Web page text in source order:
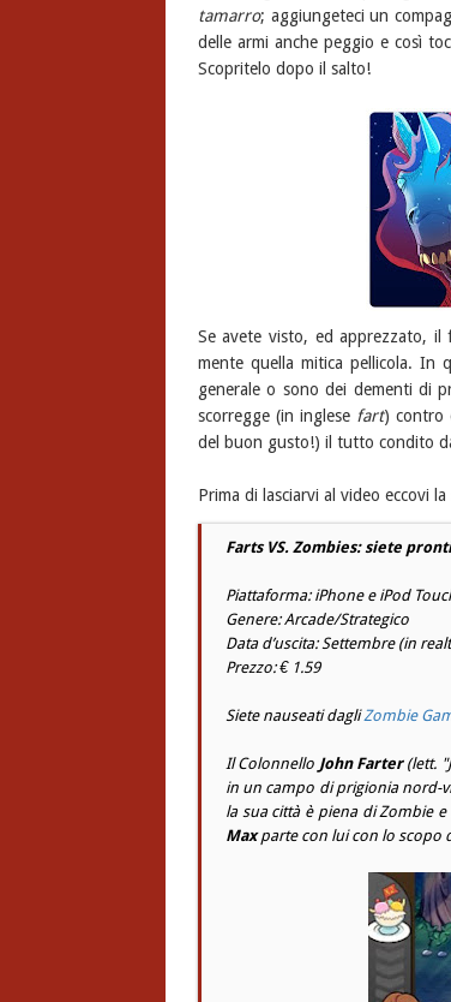
tamarro; aggiungeteci un
delle armi anche peggio e così
Scopritelo dopo il salto!
Se avete visto, ed apprezzato, il
mente quella mitica pellicola. In
generale o sono dei dementi di
scorregge (in inglese fart) contro
del buon gusto!) il tutto condito
Prima di lasciarvi al video eccovi
Farts VS. Zombies: siete
Piattaforma: iPhone e iPod
Genere: Arcade/Strategico
Data d’uscita: Settembre (in
Prezzo: € 1.59
Siete nauseati dagliZombie
Il Colonnello John Farter(lett.
in un campo di prigionia nord-
la sua città è piena di Zombie
Maxparte con lui con lo scopo